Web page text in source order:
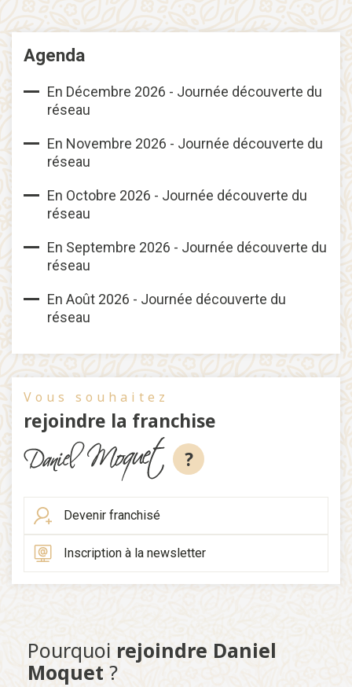
Agenda
En Décembre 2026 - Journée découverte du
réseau
En Novembre 2026 - Journée découverte du
réseau
En Octobre 2026 - Journée découverte du
réseau
En Septembre 2026 - Journée découverte du
réseau
En Août 2026 - Journée découverte du
réseau
Vous souhaitez
rejoindre la franchise
?
Devenir franchisé
Inscription à la newsletter
Pourquoi rejoindre Daniel
Moquet ?